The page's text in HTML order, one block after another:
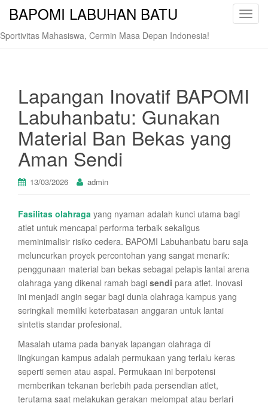
T
BAPOMI LABUHAN BATU
Sportivitas Mahasiswa, Cermin Masa Depan Indonesia!
Lapangan Inovatif BAPOMI
Labuhanbatu: Gunakan
Material Ban Bekas yang
Aman Sendi
13/03/2026 admin
Fasilitas olahraga yang nyaman adalah kunci utama bagi
atlet untuk mencapai performa terbaik sekaligus
meminimalisir risiko cedera. BAPOMI Labuhanbatu baru saja
meluncurkan proyek percontohan yang sangat menarik:
penggunaan material ban bekas sebagai pelapis lantai arena
olahraga yang dikenal ramah bagi sendi para atlet. Inovasi
ini menjadi angin segar bagi dunia olahraga kampus yang
seringkali memiliki keterbatasan anggaran untuk lantai
sintetis standar profesional.
Masalah utama pada banyak lapangan olahraga di
lingkungan kampus adalah permukaan yang terlalu keras
seperti semen atau aspal. Permukaan ini berpotensi
memberikan tekanan berlebih pada persendian atlet,
terutama saat melakukan gerakan melompat atau berlari